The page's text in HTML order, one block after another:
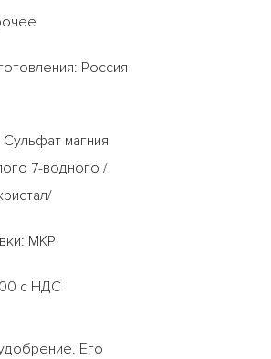
Россия
магния
7-водного /
МКР
с НДС
Его